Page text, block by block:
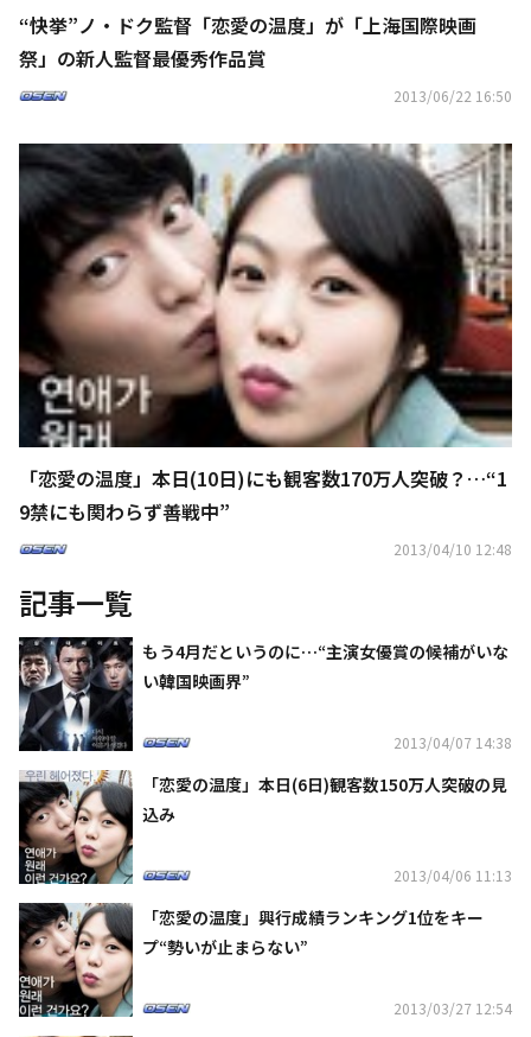
“快挙”ノ・ドク監督「恋愛の温度」が「上海国際映画
祭」の新人監督最優秀作品賞
2013/06/22 16:50
「恋愛の温度」本日(10日)にも観客数170万人突破？…“1
9禁にも関わらず善戦中”
2013/04/10 12:48
記事一覧
もう4月だというのに…“主演女優賞の候補がいな
い韓国映画界”
2013/04/07 14:38
「恋愛の温度」本日(6日)観客数150万人突破の見
込み
2013/04/06 11:13
「恋愛の温度」興行成績ランキング1位をキー
プ“勢いが止まらない”
2013/03/27 12:54